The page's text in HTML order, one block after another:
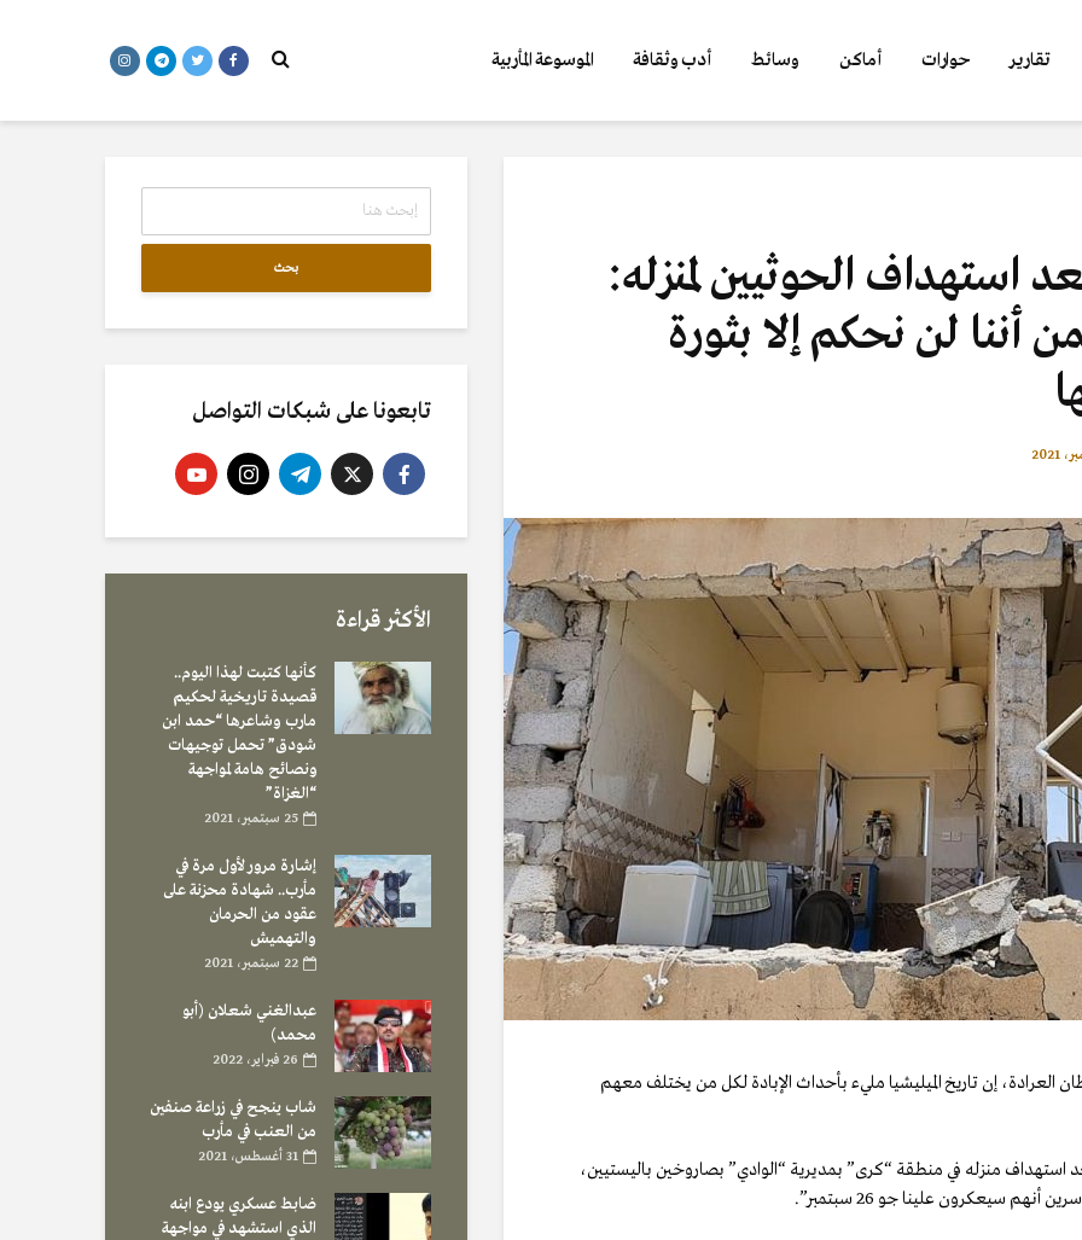
تقارير حوارات أماكن وسائط أدب وثقافة الموسوعة المأربية
استهداف الحوثيين لمنزله:
أننا لن نحكم إلا بثورة
إن تاريخ الميليشيا مليء بأحداث الإبادة لكل من يختلف معهم
استهداف منزله في منطقة “كرى” بمديرية “الوادي” بصاروخين باليستيين،
سيعكرون علينا جو 26 سبتمبر”.
بحث
تابعونا على شبكات التواصل
الأكثر قراءة
كأنها كتبت لهذا اليوم..
قصيدة تاريخية لحكيم
مارب وشاعرها “حمد ابن
شودق” تحمل توجيهات
ونصائح هامة لمواجهة
“الغزاة”
25 سبتمبر، 2021
إشارة مرور لأول مرة في
مأرب.. شهادة محزنة على
عقود من الحرمان
والتهميش
22 سبتمبر، 2021
عبدالغني شعلان (أبو
محمد)
26 فبراير، 2022
شاب ينجح في زراعة صنفين
من العنب في مأرب
31 أغسطس، 2021
ضابط عسكري يودع ابنه
الذي استشهد في مواجهة